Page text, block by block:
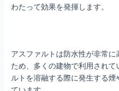
わたって効果を発揮します。
アスファルトは防水性が非常
ため、多くの建物で利用され
ルトを溶融する際に発生する